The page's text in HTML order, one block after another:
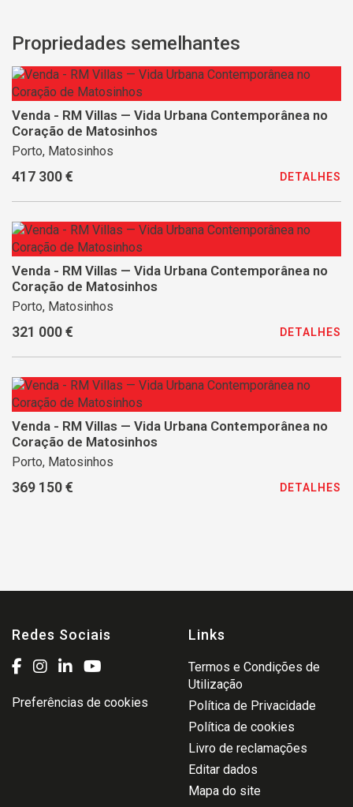
Propriedades semelhantes
Venda - RM Villas — Vida Urbana Contemporânea no
Coração de Matosinhos
Porto, Matosinhos
417 300 € DETALHES
Venda - RM Villas — Vida Urbana Contemporânea no
Coração de Matosinhos
Porto, Matosinhos
321 000 € DETALHES
Venda - RM Villas — Vida Urbana Contemporânea no
Coração de Matosinhos
Porto, Matosinhos
369 150 € DETALHES
Redes Sociais
Preferências de cookies
Links
Termos e Condições de
Utilização
Política de Privacidade
Política de cookies
Livro de reclamações
Editar dados
Mapa do site